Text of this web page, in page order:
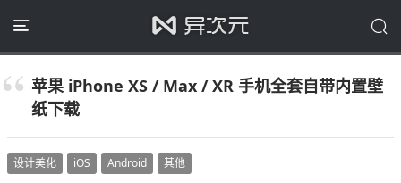
苹果 iPhone XS / Max / XR 手机全套自带内置壁
纸下载
设计美化 iOS Android 其他